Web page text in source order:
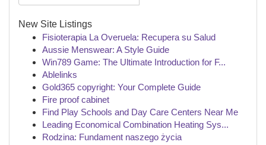
New Site Listings
Fisioterapia La Overuela: Recupera su Salud
Aussie Menswear: A Style Guide
Win789 Game: The Ultimate Introduction for F...
Ablelinks
Gold365 copyright: Your Complete Guide
Fire proof cabinet
Find Play Schools and Day Care Centers Near Me
Leading Economical Combination Heating Sys...
Rodzina: Fundament naszego życia